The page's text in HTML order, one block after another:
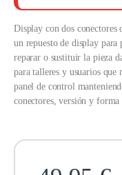
Display con dos
un repuesto de display
reparar o sustituir la pieza
para talleres y usuarios que
panel de control
conectores, versión y forma